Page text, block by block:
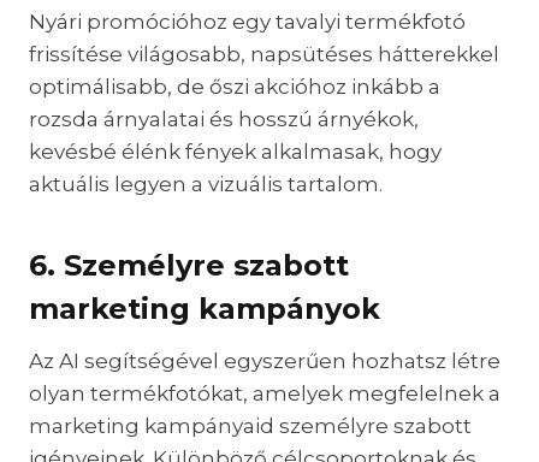
Nyári promócióhoz egy tavalyi termékfotó
frissítése világosabb, napsütéses hátterekkel
optimálisabb, de őszi akcióhoz inkább a
rozsda árnyalatai és hosszú árnyékok,
kevésbé élénk fények alkalmasak, hogy
aktuális legyen a vizuális tartalom.
6. Személyre szabott
marketing kampányok
Az AI segítségével egyszerűen hozhatsz létre
olyan termékfotókat, amelyek megfelelnek a
marketing kampányaid személyre szabott